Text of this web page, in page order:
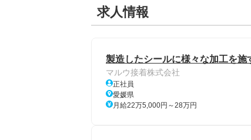
求人情報
製造したシールに様々な加工を
マルウ接着株式会社
正社員
愛媛県
月給22万5,000円～28万円